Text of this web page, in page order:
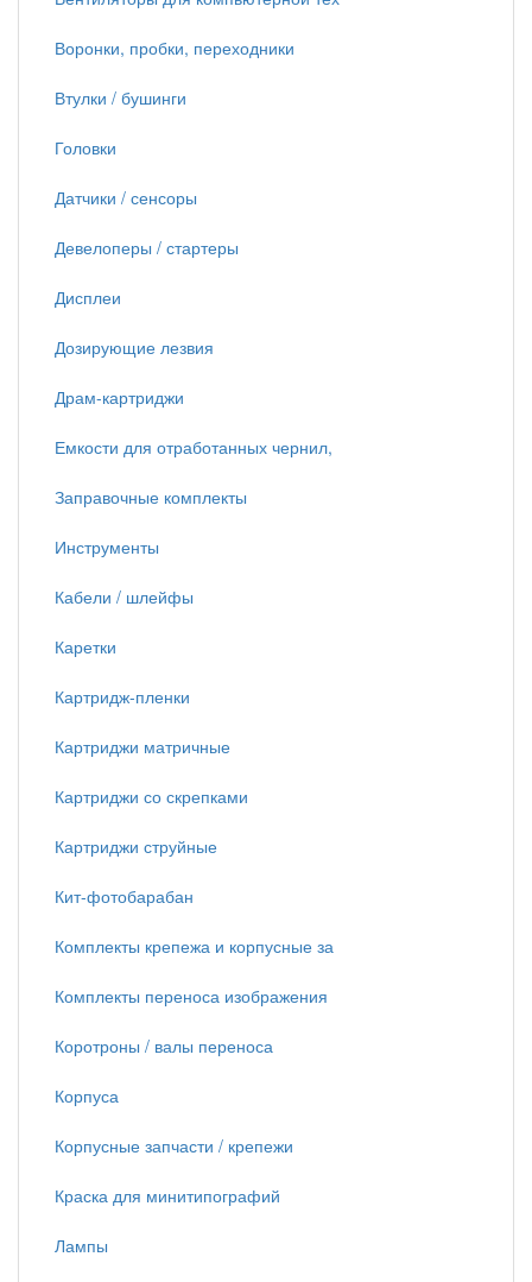
Воронки, пробки, переходники
Втулки / бушинги
Головки
Датчики / сенсоры
Девелоперы / стартеры
Дисплеи
Дозирующие лезвия
Драм-картриджи
Емкости для отработанных чернил,
Заправочные комплекты
Инструменты
Кабели / шлейфы
Каретки
Картридж-пленки
Картриджи матричные
Картриджи со скрепками
Картриджи струйные
Кит-фотобарабан
Комплекты крепежа и корпусные за
Комплекты переноса изображения
Коротроны / валы переноса
Корпуса
Корпусные запчасти / крепежи
Краска для минитипографий
Лампы